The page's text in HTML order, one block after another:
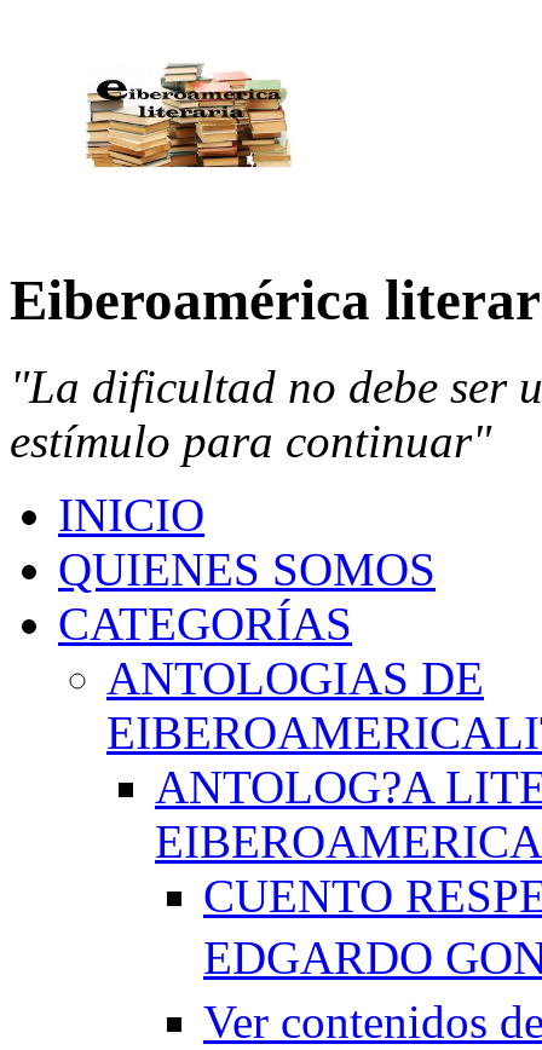
Eiberoamérica
"La dificultad no debe ser
estímulo para continuar"
INICIO
QUIENES SOMOS
CATEGORÍAS
ANTOLOGIAS DE
ANTOLOG?A
CUENTO
EDGARDO
Ver contenidos